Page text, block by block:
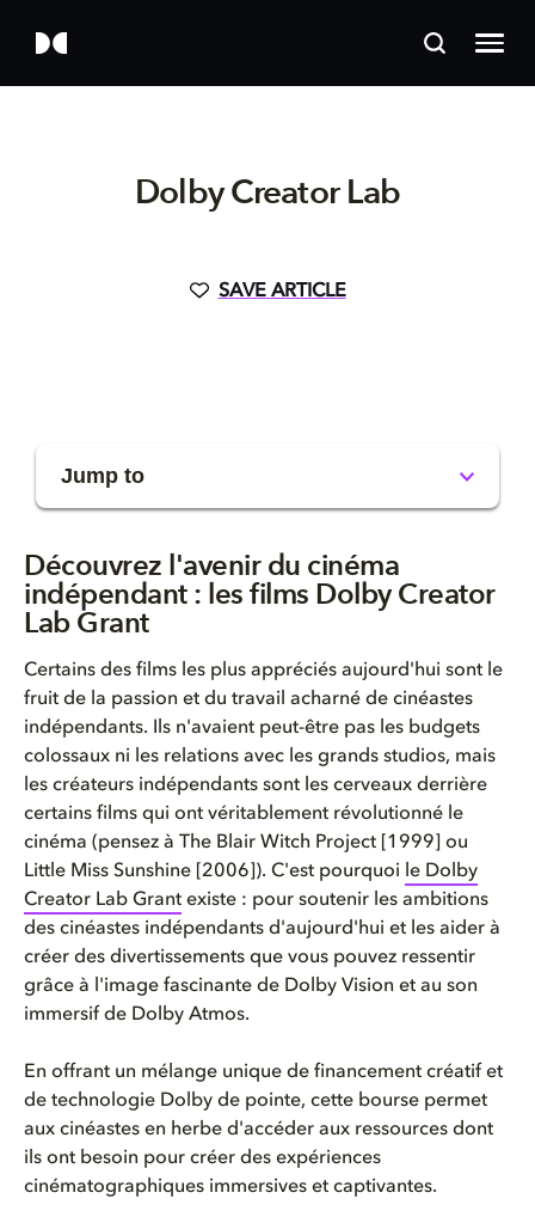
Dolby Creator Lab
SAVE ARTICLE
Jump to
Qu'est-ce que le Dolby Creator...
Comment fonctionne la bourse D...
Quels films subventionnés par ...
Comment puis-je regarder les f...
Découvrez l'écosystème Dolby
Foire aux questions sur Dolby ...
Découvrez l'avenir du cinéma
indépendant : les films Dolby Creator
Lab Grant
Certains des films les plus appréciés aujourd'hui sont le
fruit de la passion et du travail acharné de cinéastes
indépendants. Ils n'avaient peut-être pas les budgets
colossaux ni les relations avec les grands studios, mais
les créateurs indépendants sont les cerveaux derrière
certains films qui ont véritablement révolutionné le
cinéma (pensez à The Blair Witch Project [1999] ou
Little Miss Sunshine [2006]). C'est pourquoi le Dolby
Creator Lab Grant existe : pour soutenir les ambitions
des cinéastes indépendants d'aujourd'hui et les aider à
créer des divertissements que vous pouvez ressentir
grâce à l'image fascinante de Dolby Vision et au son
immersif de Dolby Atmos.
En offrant un mélange unique de financement créatif et
de technologie Dolby de pointe, cette bourse permet
aux cinéastes en herbe d'accéder aux ressources dont
ils ont besoin pour créer des expériences
cinématographiques immersives et captivantes.